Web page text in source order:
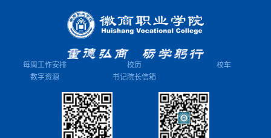
每周工作安排 校历
校车
数字资源
书记院长信箱